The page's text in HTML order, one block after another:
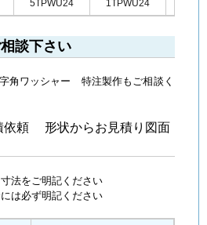
5TPWU24
1TPWU24
談下さい
角ワッシャー 特注製作もご相談く
依頼 形状からお見積り図面
法をご明記ください
は必ず明記ください